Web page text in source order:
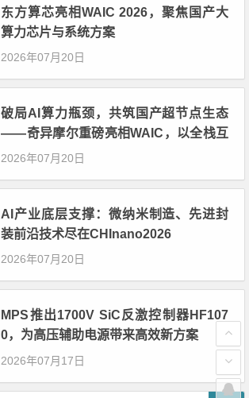
东方算芯亮相WAIC 2026，聚焦国产大
算力芯片与系统方案
2026年07月20日
破局AI算力瓶颈，共筑国产超节点生态
——奇异摩尔重磅亮相WAIC，以全栈互
联方案引领系统级协同新时代
2026年07月20日
AI产业底层支撑：微纳米制造、先进封
装前沿技术尽在CHInano2026
2026年07月20日
MPS推出1700V SiC反激控制器HF107
0，为高压辅助电源带来高效新方案
2026年07月17日